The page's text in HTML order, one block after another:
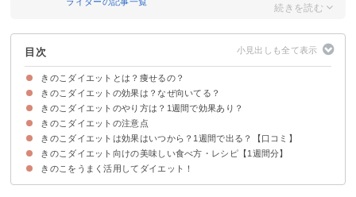
目次
きのこダイエットとは？痩せるの？
きのこの種類別のカロリー・糖質を見てみよう
きのこダイエットの効果は？なぜ向いてる？
①便秘解消・整腸効果
②脂肪を溜まりにくくする
③腹持ちが良い
④脂肪燃焼を促す
⑤血糖値の急上昇を抑制する
きのこダイエットのやり方は？1週間で効果あり？
①きのこでかさ増しする
②食前にきのこ料理を食べる
③きのこを置き換える
④きのこダイエット向きな種類
きのこダイエットの注意点
①高カロリーな調味料を使用しない
②きのこを極端に食べ過ぎない
きのこダイエットは効果はいつから？1週間で出る？【口コミ】
きのこダイエットで痩せた人の口コミ
きのこダイエットで痩せない・失敗した人の口コミ
きのこダイエット向けの美味しい食べ方・レシピ【1週間分】
①きのこの味噌汁
②きのこのサラダ
③きのことささみのスープ
④きのこのなめたけ
⑤きのこと木綿豆腐のミートスパゲッティ
⑥きのこと豆腐のコロッケ
⑦きのこと玄米のリゾット
きのこをうまく活用してダイエット！